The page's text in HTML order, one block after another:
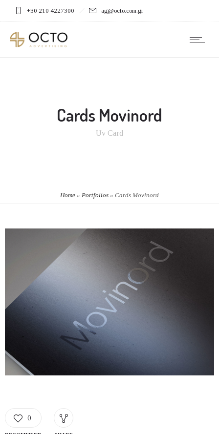
+30 210 4227300 ag@octo.com.gr
Cards Movinord
Uv Card
Home » Portfolios » Cards Movinord
0